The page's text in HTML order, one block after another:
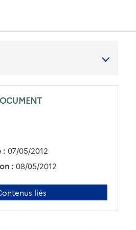
: 07/05/2012
: 08/05/2012
liés